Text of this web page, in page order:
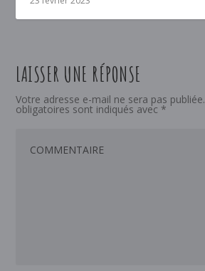
LAISSER UNE RÉPONSE
Votre adresse e-mail ne sera pas publiée.
obligatoires sont indiqués avec *